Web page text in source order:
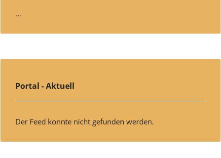
...
Portal - Aktuell
Der Feed konnte nicht gefunden werden.